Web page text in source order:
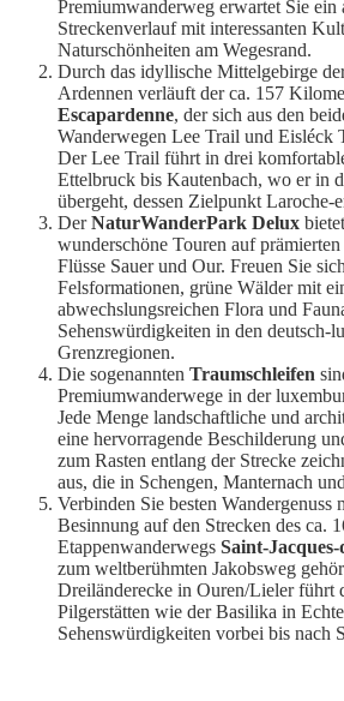
Premiumwanderweg erwartet Sie ein
Streckenverlauf mit interessanten
Naturschönheiten am Wegesrand.
Durch das idyllische Mittelgebirge
Ardennen verläuft der ca. 157
Escapardenne, der sich aus den
Wanderwegen Lee Trail und Eisléck
Der Lee Trail führt in drei
Ettelbruck bis Kautenbach, wo er in
übergeht, dessen Zielpunkt Laroche-
DerNaturWanderPark Delux
wunderschöne Touren auf
Flüsse Sauer und Our. Freuen Sie
Felsformationen, grüne Wälder mit
abwechslungsreichen Flora und
Sehenswürdigkeiten in den deutsch-
Grenzregionen.
Die sogenannten Traumschleifen
Premiumwanderwege in der
Jede Menge landschaftliche und
eine hervorragende Beschilderung
zum Rasten entlang der Strecke
aus, die in Schengen, Manternach
Verbinden Sie besten Wandergenuss
Besinnung auf den Strecken des ca.
Etappenwanderwegs Saint-
zum weltberühmten Jakobsweg
Dreiländerecke in Ouren/Lieler führt
Pilgerstätten wie der Basilika in
Sehenswürdigkeiten vorbei bis nach